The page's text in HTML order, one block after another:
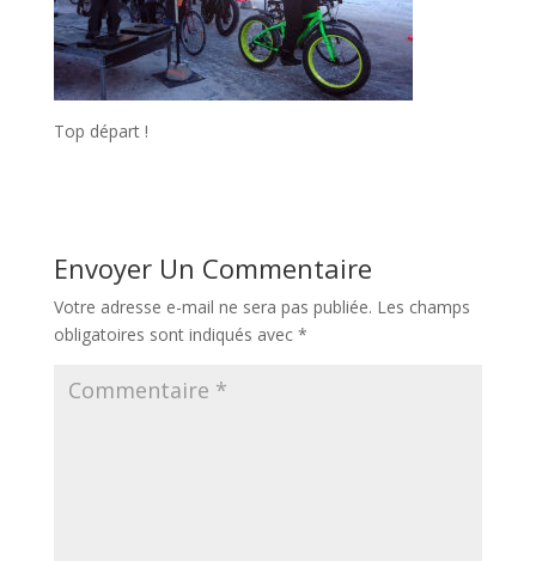
Top départ !
Envoyer Un Commentaire
Votre adresse e-mail ne sera pas publiée. Les champs
obligatoires sont indiqués avec *